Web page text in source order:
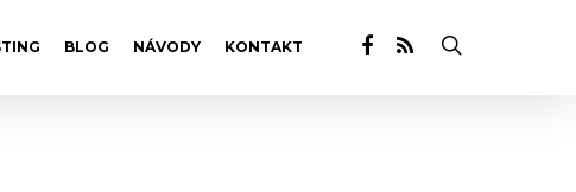
BLOG NÁVODY KONTAKT